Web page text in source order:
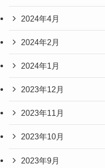
2024年4月
2024年2月
2024年1月
2023年12月
2023年11月
2023年10月
2023年9月